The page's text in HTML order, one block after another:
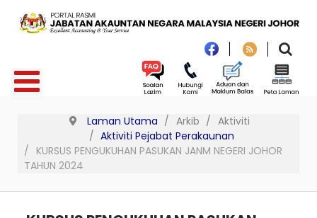
Laman Utama Arkib
Aktiviti
Aktiviti Pejabat Perakaunan
KURSUS PENGUKUHAN PASUKAN JANM NEGERI JOHOR
TAHUN 2024